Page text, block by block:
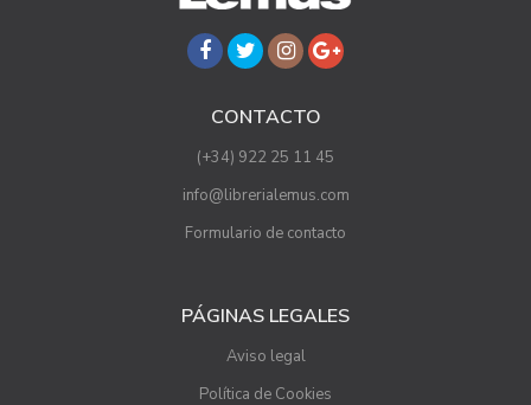
CONTACTO
(+34) 922 25 11 45
info@librerialemus.com
Formulario de contacto
PÁGINAS LEGALES
Aviso legal
Política de Cookies